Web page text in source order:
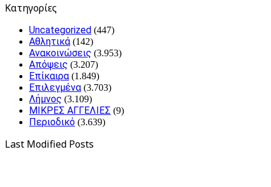
Kατηγορίες
Uncategorized (447)
Αθλητικά (142)
Ανακοινώσεις (3.953)
Απόψεις (3.207)
Επίκαιρα (1.849)
Επιλεγμένα (3.703)
Λήμνος (3.109)
ΜΙΚΡΕΣ ΑΓΓΕΛΙΕΣ (9)
Περιοδικό (3.639)
Last Modified Posts